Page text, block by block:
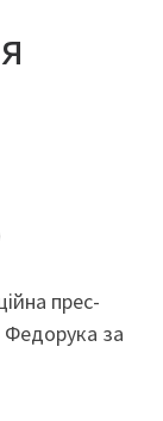
прес-
Федорука за